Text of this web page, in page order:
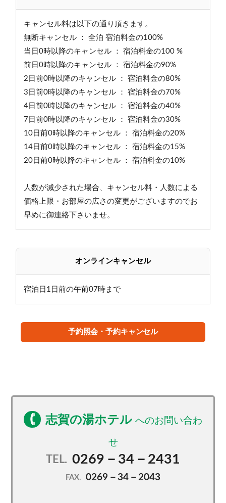
キャンセル料は以下の通り頂きます。
無断キャンセル ： 全泊 宿泊料金の100%
当日0時以降のキャンセル ： 宿泊料金の100 %
前日0時以降のキャンセル ： 宿泊料金の90%
2日前0時以降のキャンセル ： 宿泊料金の80%
3日前0時以降のキャンセル ： 宿泊料金の70%
4日前0時以降のキャンセル ： 宿泊料金の40%
7日前0時以降のキャンセル ： 宿泊料金の30%
10日前0時以降のキャンセル ： 宿泊料金の20%
14日前0時以降のキャンセル ： 宿泊料金の15%
20日前0時以降のキャンセル ： 宿泊料金の10%
人数が減少された場合、キャンセル料・人数による
価格上限・お部屋の広さの変更がございますのでお
早めに御連絡下さいませ。
オンラインキャンセル
宿泊日1日前の午前07時まで
予約照会・予約キャンセル
志賀の湯ホテル
TEL. 0269－34－2431
FAX. 0269－34－2043